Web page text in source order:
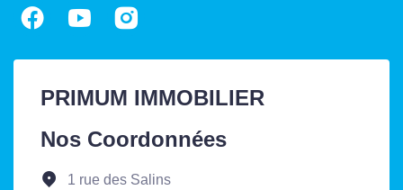
PRIMUM IMMOBILIER
Nos Coordonnées
1 rue des Salins